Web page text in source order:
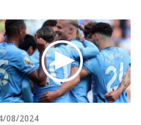
08/2024